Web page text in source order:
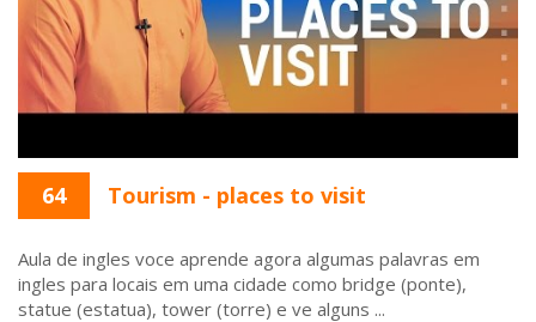
64 Tourism - places to visit
Aula de ingles voce aprende agora algumas palavras em
ingles para locais em uma cidade como bridge (ponte),
statue (estatua), tower (torre) e ve alguns ...